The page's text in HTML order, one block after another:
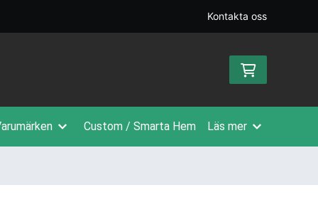
Kontakta oss
Custom / Smarta Hem Läs mer